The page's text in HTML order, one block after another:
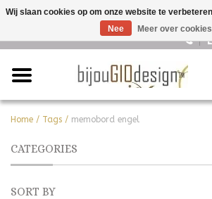
Home / Tags / memobord engel
CATEGORIES
SORT BY
Wij slaan cookies op om onze website te
Nee
Meer over